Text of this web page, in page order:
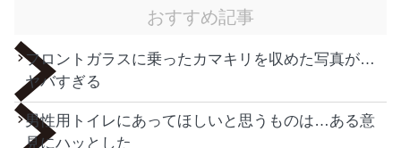
おすすめ記事
フロントガラスに乗ったカマキリを収めた写真が…
ヤバすぎる
男性用トイレにあってほしいと思うものは…ある意
見にハッとした